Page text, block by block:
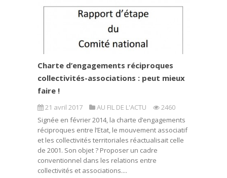
Charte d’engagements réciproques
collectivités-associations : peut mieux
faire !
21 avril 2017 AU FIL DE L'ACTU
2460
Signée en février 2014, la charte d’engagements
réciproques entre l’Etat, le mouvement associatif
et les collectivités territoriales réactualisait celle
de 2001. Son objet ? Proposer un cadre
conventionnel dans les relations entre
collectivités et associations....